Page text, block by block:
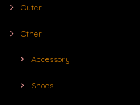
Outer
Other
Accessory
Shoes